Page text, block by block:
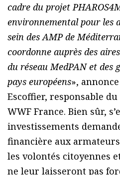
cadre du projet
environnemental pour les
sein des AMP de
coordonne auprès des
du réseau MedPAN et des
pays européens»,
Escoffier, responsable
WWF France. Bien sûr,
investissements
financière aux
les volontés citoyennes
ne leur laisseront pas